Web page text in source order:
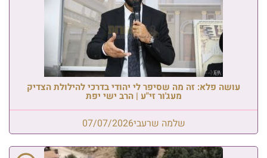
עושה פלא: זה מה שסיפר לי יהודי בדרכי להילולת הצדיק
מעג'ור זי"ע | הרב ישי יפת
שלמה שרעבי07/07/2026